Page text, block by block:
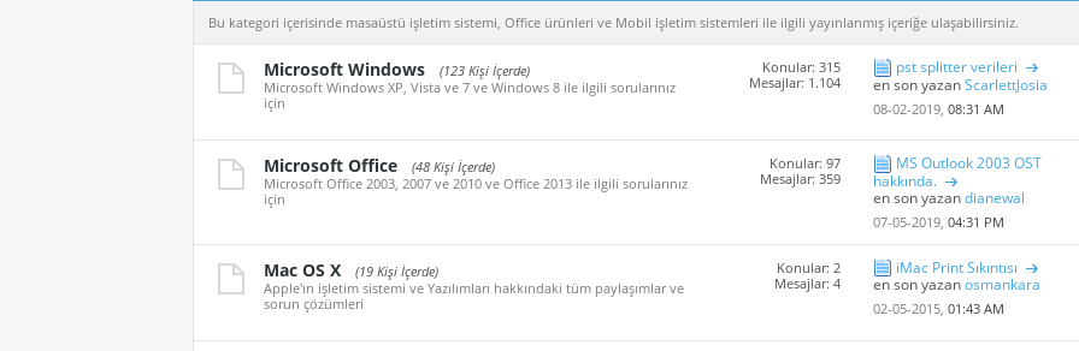
Bu kategori içerisinde masaüstü işletim sistemi, Office ürünleri ve Mobil işletim sistemleri ile ilgili yayınlanmış içeriğe ulaşabilirsiniz.
Microsoft Windows
(123 Kişi İçerde)
Microsoft Windows XP, Vista ve 7 ve Windows 8 ile ilgili sorularınız
için
Konular: 315
Mesajlar: 1.104
pst splitter verileri
en son yazanScarlettJosia
08-02-2019, 08:31 AM
Microsoft Office
(48 Kişi İçerde)
Microsoft Office 2003, 2007 ve 2010 ve Office 2013 ile ilgili sorularınız
için
Konular: 97
Mesajlar: 359
MS Outlook 2003 OST
hakkında.
en son yazandianewal
07-05-2019, 04:31 PM
Mac OS X
(19 Kişi İçerde)
Apple'ın işletim sistemi ve Yazılımları hakkındaki tüm paylaşımlar ve
sorun çözümleri
Konular: 2
Mesajlar: 4
iMac Print Sıkıntısı
en son yazanosmankara
02-05-2015, 01:43 AM